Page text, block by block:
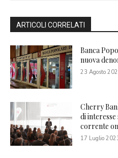
ARTICOLI CORRELATI
Banca
nuova
23 Agosto
Cherry
di
corrente
17 Luglio